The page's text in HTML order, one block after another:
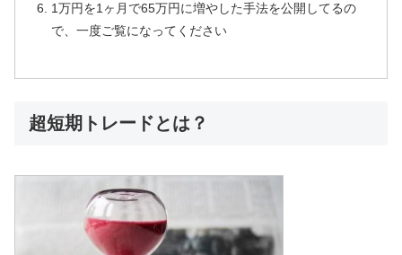
1万円を1ヶ月で65万円に増やした手法を公開してるの
で、一度ご覧になってください
超短期トレードとは？